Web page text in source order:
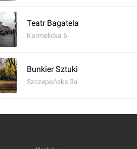
Teatr Bagatela
Karmelicka 6
Bunkier Sztuki
Szczepańska 3a